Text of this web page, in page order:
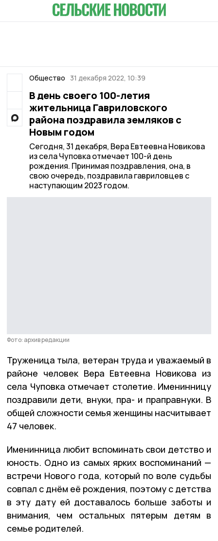
Общество 31 декабря 2022, 10:39
В день своего 100-летия
жительница Гавриловского
района поздравила земляков с
Новым годом
Сегодня, 31 декабря, Вера Евтеевна Новикова
из села Чуповка отмечает 100-й день
рождения. Принимая поздравления, она, в
свою очередь, поздравила гавриловцев с
наступающим 2023 годом.
Фото: архив редакции
Труженица тыла, ветеран труда и уважаемый в
районе человек Вера Евтеевна Новикова из
села Чуповка отмечает столетие. Именинницу
поздравили дети, внуки, пра- и праправнуки. В
общей сложности семья женщины насчитывает
47 человек.
Именинница любит вспоминать свои детство и
юность. Одно из самых ярких воспоминаний —
встречи Нового года, который по воле судьбы
совпал с днём её рождения, поэтому с детства
в эту дату ей доставалось больше заботы и
внимания, чем остальных пятерым детям в
семье родителей.